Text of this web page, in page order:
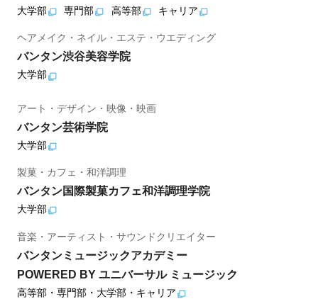
大学部 専門部 高等部 キャリア
ヘアメイク・ネイル・エステ・ウエディング
バンタン渋谷美容学院
大学部
アート・デザイン・映像・映画
バンタン芸術学院
大学部
製菓・カフェ・和洋調理
バンタン国際製菓カフェ和洋調理学院
大学部
音楽・アーティスト・サウンドクリエイター
バンタンミュージックアカデミー
POWERED BY ユニバーサル ミュージック
高等部・専門部・大学部・キャリア